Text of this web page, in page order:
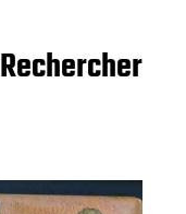
Rechercher